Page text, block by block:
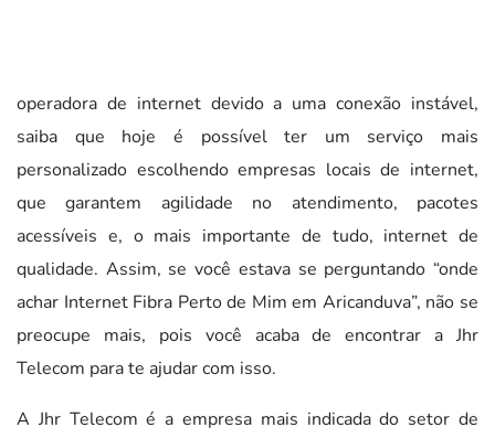
operadora de internet devido a uma conexão instável,
saiba que hoje é possível ter um serviço mais
personalizado escolhendo empresas locais de internet,
que garantem agilidade no atendimento, pacotes
acessíveis e, o mais importante de tudo, internet de
qualidade. Assim, se você estava se perguntando “onde
achar Internet Fibra Perto de Mim em Aricanduva”, não se
preocupe mais, pois você acaba de encontrar a Jhr
Telecom para te ajudar com isso.
A Jhr Telecom é a empresa mais indicada do setor de